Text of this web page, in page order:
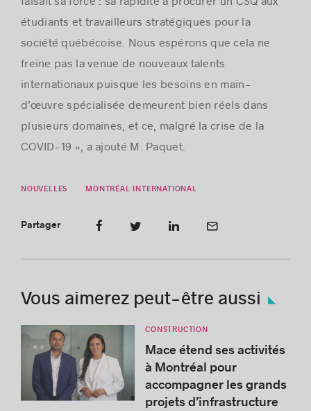
étudiants et travailleurs stratégiques pour la
société québécoise. Nous espérons que cela ne
freine pas la venue de nouveaux talents
internationaux puisque les besoins en main-
d’œuvre spécialisée demeurent bien réels dans
plusieurs domaines, et ce, malgré la crise de la
COVID-19 », a ajouté M. Paquet.
NOUVELLES MONTRÉAL INTERNATIONAL
Partager
Vous aimerez peut-être aussi
CONSTRUCTION
Mace étend ses activités
à Montréal pour
accompagner les grands
projets d’infrastructure